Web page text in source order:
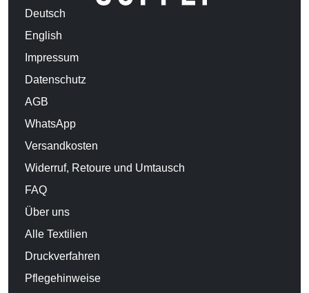
Deutsch
English
Impressum
Datenschutz
AGB
WhatsApp
Versandkosten
Widerruf, Retoure und Umtausch
FAQ
Über uns
Alle Textilien
Druckverfahren
Pflegehinweise